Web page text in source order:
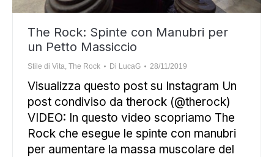
The Rock: Spinte con Manubri per
un Petto Massiccio
Stile di Vita The Rock Di LucaG 28/11/2019
Visualizza questo post su Instagram Un
post condiviso da therock (@therock)
VIDEO: In questo video scopriamo The
Rock che esegue le spinte con manubri
per aumentare la massa muscolare del